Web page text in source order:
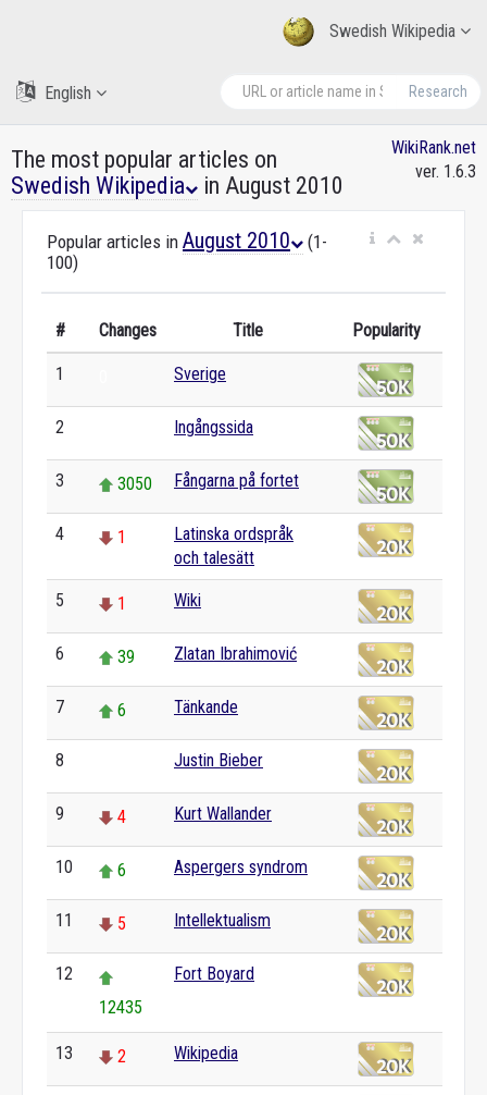
Swedish Wikipedia
Research
English
The most popular articles on
Swedish Wikipedia
in August 2010
WikiRank.net
ver. 1.6.3
Popular articles in August 2010
(1-
100)
# Changes Title Popularity
1 Sverige
2 Ingångssida
3 3050 Fångarna på fortet
4 1
Latinska ordspråk
och talesätt
5 1 Wiki
6 39 Zlatan Ibrahimović
7 6 Tänkande
8 Justin Bieber
9 4 Kurt Wallander
10 6 Aspergers syndrom
11 5 Intellektualism
12
12435
Fort Boyard
13 2 Wikipedia